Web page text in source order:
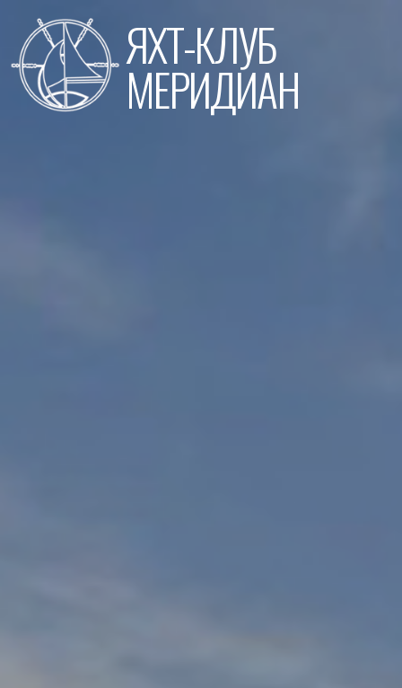
к
содержимому
ЯХТ-КЛУБ
МЕРИДИАН